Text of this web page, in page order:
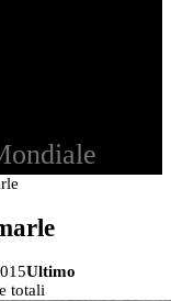
Ultimo
totali